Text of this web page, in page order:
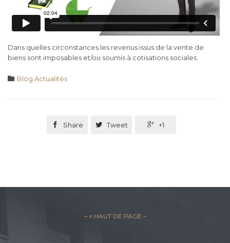
Dans quelles circonstances les revenus issus de la vente de
biens sont imposables et/ou soumis à cotisations sociales.
 Category
Blog Actualités
 Share  Tweet  +1
– ↑ HAUT DE PAGE –